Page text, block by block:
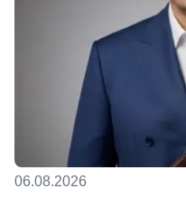
06.08.2026